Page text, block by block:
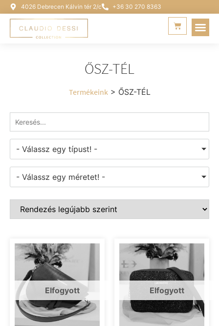
4026 Debrecen Kálvin tér 2/c +36 30 270 8363
ŐSZ-TÉL
Termékeink> ŐSZ-TÉL
- Válassz egy típust! -
- Válassz egy méretet! -